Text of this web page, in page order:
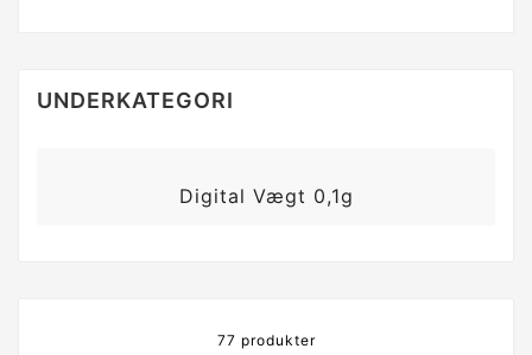
UNDERKATEGORI
Digital Vægt 0,1g
77 produkter